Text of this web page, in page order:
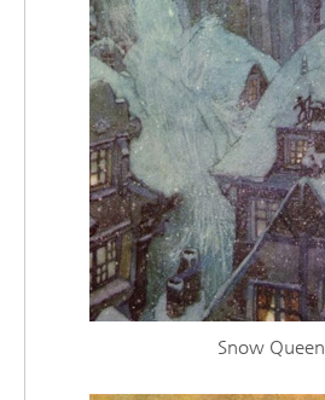
Snow Queen